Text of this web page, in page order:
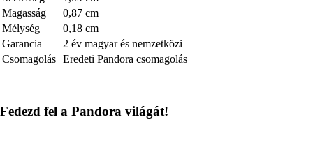
Magasság
0,87 cm
Mélység
0,18 cm
Garancia
2 év magyar és nemzetközi
Csomagolás Eredeti Pandora csomagolás
Fedezd fel a Pandora világát!